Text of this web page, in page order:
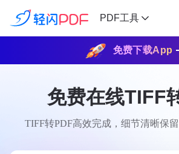
PDF工具
免费下载App
免费在线TIFF
TIFF转PDF高效完成，细节清晰保